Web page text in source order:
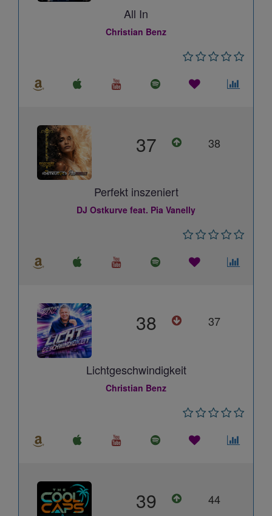
All In
Christian Benz
37 38
Perfekt inszeniert
DJ Ostkurve feat. Pia Vanelly
38 37
Lichtgeschwindigkeit
Christian Benz
39 44